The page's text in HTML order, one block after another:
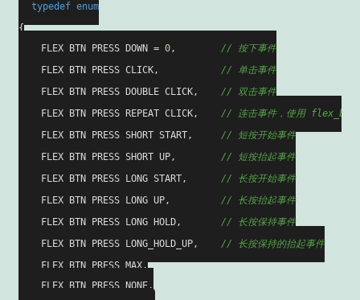
typedef enum
{
FLEX_BTN_PRESS_DOWN = 0, // 按下事件
FLEX_BTN_PRESS_CLICK, // 单击事件
FLEX_BTN_PRESS_DOUBLE_CLICK, // 双击事件
FLEX_BTN_PRESS_REPEAT_CLICK, // 连击事件，使用
FLEX_BTN_PRESS_SHORT_START, // 短按开始事件
FLEX_BTN_PRESS_SHORT_UP, // 短按抬起事件
FLEX_BTN_PRESS_LONG_START, // 长按开始事件
FLEX_BTN_PRESS_LONG_UP, // 长按抬起事件
FLEX_BTN_PRESS_LONG_HOLD, // 长按保持事件
FLEX_BTN_PRESS_LONG_HOLD_UP, // 长按保持的抬起事件
FLEX_BTN_PRESS_MAX,
FLEX_BTN_PRESS_NONE,